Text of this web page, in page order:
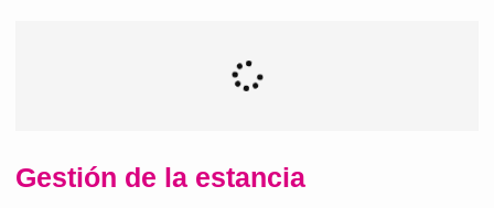
Gestión de la estancia